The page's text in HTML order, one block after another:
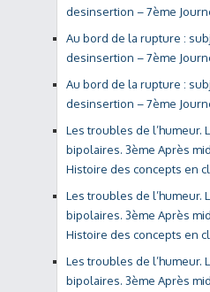
desinsertion – 7ème
Au bord de la rupture :
desinsertion – 7ème
Au bord de la rupture :
desinsertion – 7ème
Les troubles de l’humeur.
bipolaires. 3ème Après
Histoire des concepts en
Les troubles de l’humeur.
bipolaires. 3ème Après
Histoire des concepts en
Les troubles de l’humeur.
bipolaires. 3ème Après